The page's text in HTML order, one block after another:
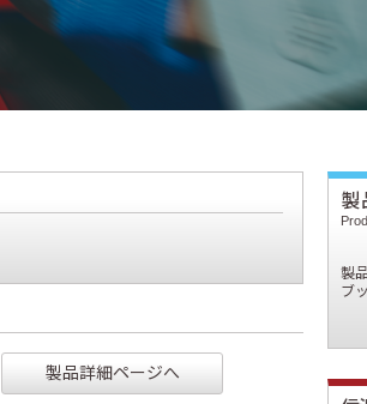
製品詳細ページへ
製
製
ブ